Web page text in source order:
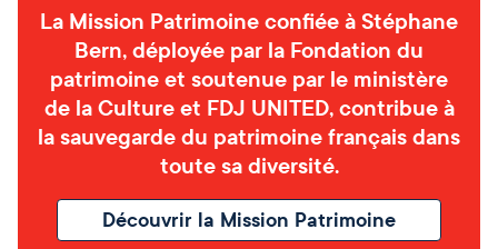
La Mission Patrimoine confiée à Stéphane
Bern, déployée par la Fondation du
patrimoine et soutenue par le ministère
de la Culture et FDJ UNITED, contribue à
la sauvegarde du patrimoine français dans
toute sa diversité.
Découvrir la Mission Patrimoine